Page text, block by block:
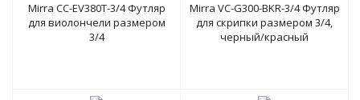
Mirra CC-EV380T-3/4 Футляр
для виолончели размером
3/4
Mirra VC-G300-BKR-3/4 Футляр
для скрипки размером 3/4,
черный/красный